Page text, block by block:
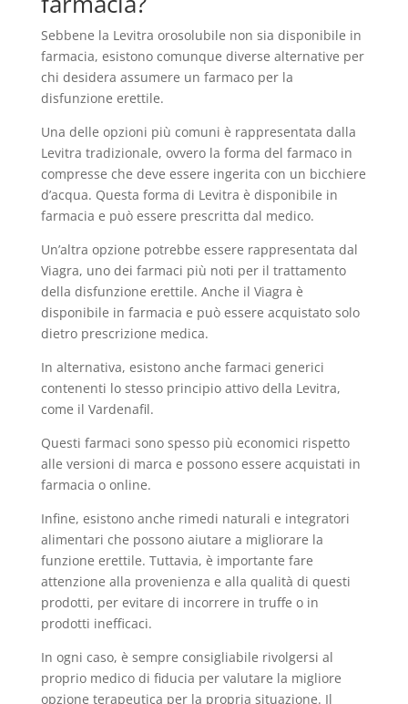
Sebbene la Levitra orosolubile non sia disponibile in
farmacia, esistono comunque diverse alternative per
chi desidera assumere un farmaco per la
disfunzione erettile.
Una delle opzioni più comuni è rappresentata dalla
Levitra tradizionale, ovvero la forma del farmaco in
compresse che deve essere ingerita con un bicchiere
d’acqua. Questa forma di Levitra è disponibile in
farmacia e può essere prescritta dal medico.
Un’altra opzione potrebbe essere rappresentata dal
Viagra, uno dei farmaci più noti per il trattamento
della disfunzione erettile. Anche il Viagra è
disponibile in farmacia e può essere acquistato solo
dietro prescrizione medica.
In alternativa, esistono anche farmaci generici
contenenti lo stesso principio attivo della Levitra,
come il Vardenafil.
Questi farmaci sono spesso più economici rispetto
alle versioni di marca e possono essere acquistati in
farmacia o online.
Infine, esistono anche rimedi naturali e integratori
alimentari che possono aiutare a migliorare la
funzione erettile. Tuttavia, è importante fare
attenzione alla provenienza e alla qualità di questi
prodotti, per evitare di incorrere in truffe o in
prodotti inefficaci.
In ogni caso, è sempre consigliabile rivolgersi al
proprio medico di fiducia per valutare la migliore
opzione terapeutica per la propria situazione. Il